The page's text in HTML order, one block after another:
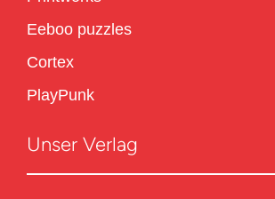
Eeboo puzzles
Cortex
PlayPunk
Unser Verlag